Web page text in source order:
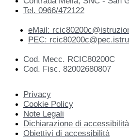
Tel. 0966/472122
eMail:
PEC:
Cod. Mecc. RCIC80200C
Cod. Fisc. 82002680807
Privacy
Cookie Policy
Note Legali
Dichiarazione di accessibilità
Obiettivi di accessibilità